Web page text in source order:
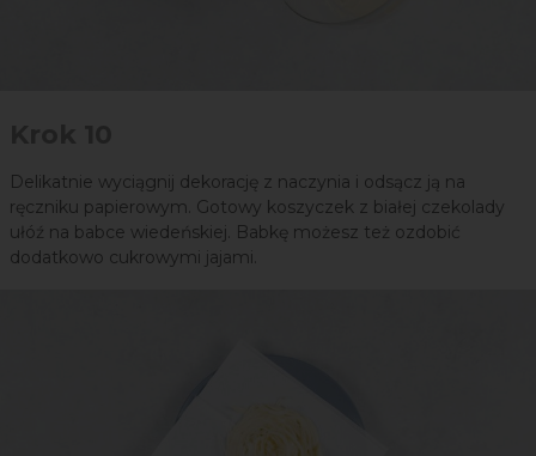
Delikatnie wyciągnij dekorację z naczynia i odsącz ją na
ręczniku papierowym. Gotowy koszyczek z białej czekolady
ułóź na babce wiedeńskiej. Babkę możesz też ozdobić
dodatkowo cukrowymi jajami.